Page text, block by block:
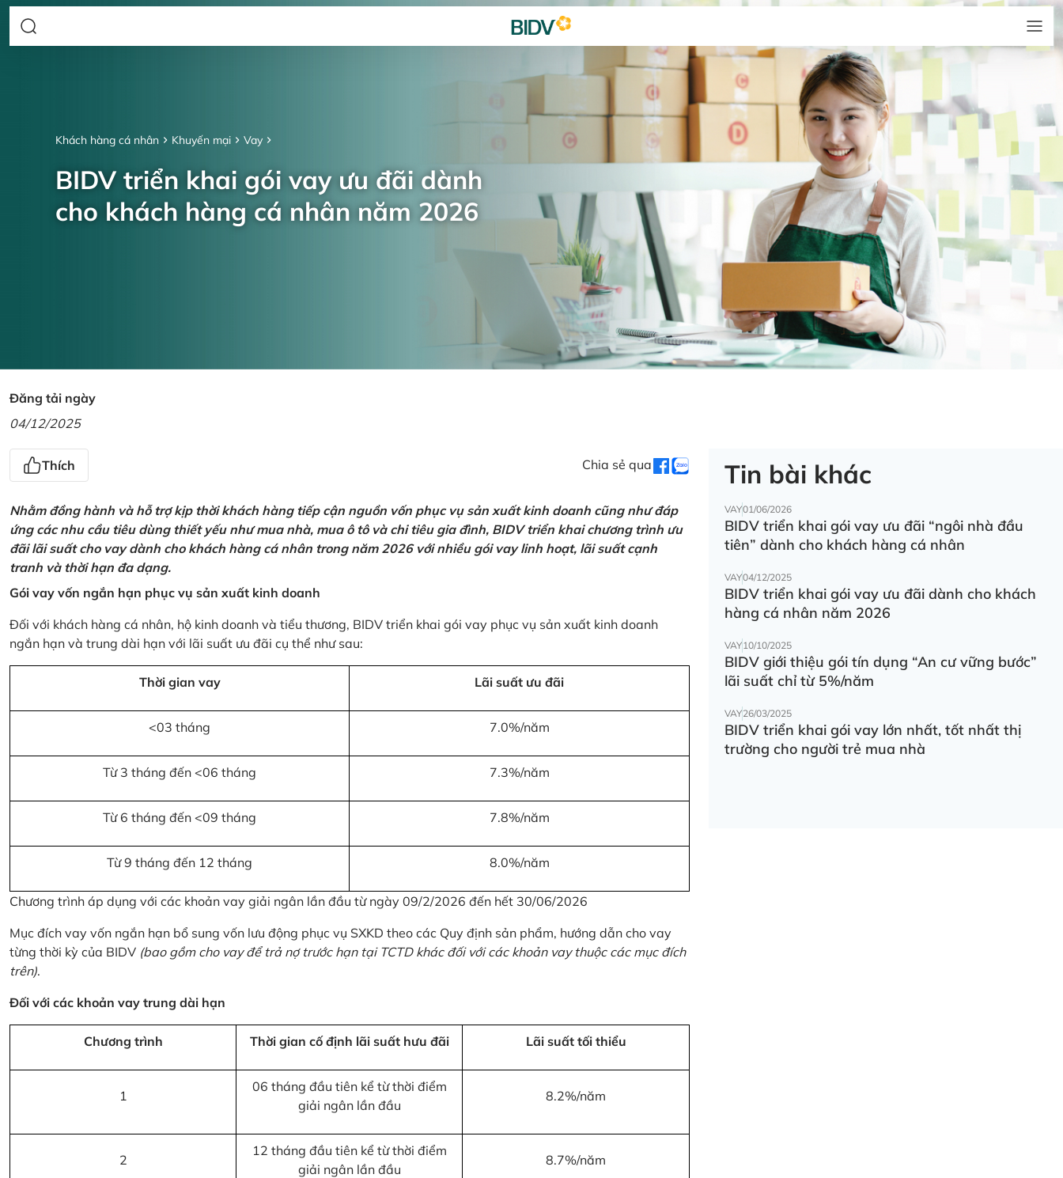
Khách hàng cá nhân Khuyến mại Vay
BIDV triển khai gói vay ưu đãi dành
cho khách hàng cá nhân năm 2026
Đăng tải ngày
04/12/2025
Thích Chia sẻ qua
Nhằm đồng hành và hỗ trợ kịp thời khách hàng tiếp cận nguồn vốn phục vụ sản xuất kinh doanh cũng như đáp
ứng các nhu cầu tiêu dùng thiết yếu như mua nhà, mua ô tô và chi tiêu gia đình, BIDV triển khai chương trình ưu
đãi lãi suất cho vay dành cho khách hàng cá nhân trong năm 2026 với nhiều gói vay linh hoạt, lãi suất cạnh
tranh và thời hạn đa dạng.
Gói vay vốn ngắn hạn phục vụ sản xuất kinh doanh
Đối với khách hàng cá nhân, hộ kinh doanh và tiểu thương, BIDV triển khai gói vay phục vụ sản xuất kinh doanh
ngắn hạn và trung dài hạn với lãi suất ưu đãi cụ thể như sau:
Thời gian vay Lãi suất ưu đãi
<03 tháng 7.0%/năm
Từ 3 tháng đến <06 tháng 7.3%/năm
Từ 6 tháng đến <09 tháng 7.8%/năm
Từ 9 tháng đến 12 tháng 8.0%/năm
Chương trình áp dụng với các khoản vay giải ngân lần đầu từ ngày 09/2/2026 đến hết 30/06/2026
Mục đích vay vốn ngắn hạn bổ sung vốn lưu động phục vụ SXKD theo các Quy định sản phẩm, hướng dẫn cho vay
từng thời kỳ của BIDV (bao gồm cho vay để trả nợ trước hạn tại TCTD khác đối với các khoản vay thuộc các mục đích
trên).
Đối với các khoản vay trung dài hạn
Chương trình Thời gian cố định lãi suất hưu đãi Lãi suất tối thiểu
1
06 tháng đầu tiên kể từ thời điểm
giải ngân lần đầu
8.2%/năm
2
12 tháng đầu tiên kể từ thời điểm
giải ngân lần đầu
8.7%/năm
Tin bài khác
VAY01/06/2026
BIDV triển khai gói vay ưu đãi “ngôi nhà đầu
tiên” dành cho khách hàng cá nhân
VAY04/12/2025
BIDV triển khai gói vay ưu đãi dành cho khách
hàng cá nhân năm 2026
VAY10/10/2025
BIDV giới thiệu gói tín dụng “An cư vững bước”
lãi suất chỉ từ 5%/năm
VAY26/03/2025
BIDV triển khai gói vay lớn nhất, tốt nhất thị
trường cho người trẻ mua nhà